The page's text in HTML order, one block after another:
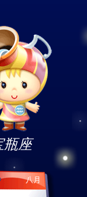
瓶座
八月